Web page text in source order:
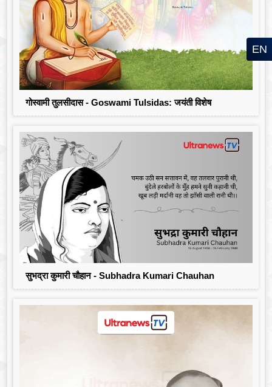
गोस्वामी तुलसीदास - Goswami Tulsidas: जयंती विशेष
सुभद्रा कुमारी चौहान - Subhadra Kumari Chauhan
EN